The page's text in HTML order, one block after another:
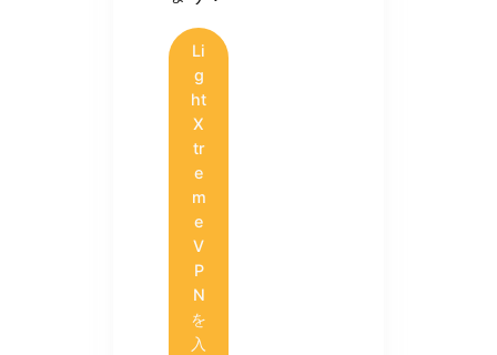
Li
g
ht
X
tr
e
m
e
V
P
N
を
入